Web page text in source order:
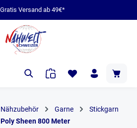
Gratis Versand ab 49€*
Nähzubehör Garne
Stickgarn
Poly Sheen 800 Meter